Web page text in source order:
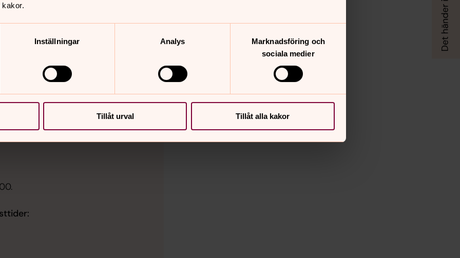
Inställningar Analys
Marknadsföring och
sociala medier
Tillåt urval Tillåt alla kakor
13-14.30.
ring: